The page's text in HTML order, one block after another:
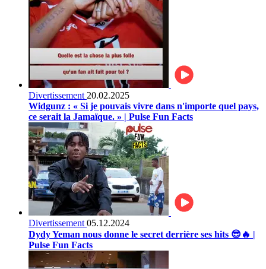
Divertissement 20.02.2025
Widgunz : « Si je pouvais vivre dans n'importe quel pays,
ce serait la Jamaïque. » | Pulse Fun Facts
Divertissement 05.12.2024
Dydy Yeman nous donne le secret derrière ses hits 😎🔥 |
Pulse Fun Facts